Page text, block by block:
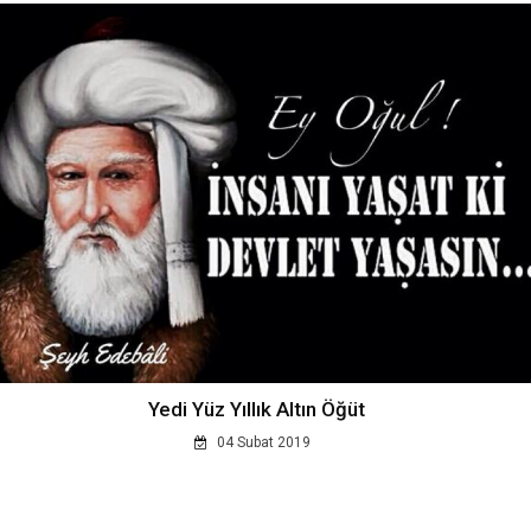
Yedi Yüz Yıllık Altın Öğüt
04 Subat 2019